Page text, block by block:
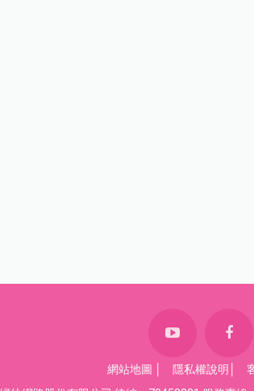
網站地圖 隱私權說明